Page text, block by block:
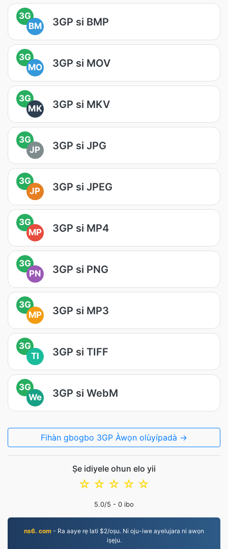
3G
BM
3GP si BMP
3G
MO
3GP si MOV
3G
MK
3GP si MKV
3G
JP
3GP si JPG
3G
JP
3GP si JPEG
3G
MP
3GP si MP4
3G
PN
3GP si PNG
3G
MP
3GP si MP3
3G
TI
3GP si TIFF
3G
We
3GP si WebM
Fihàn gbogbo 3GP Àwọn olùyípadà →
Ṣe idiyele ohun elo yii
☆
☆
☆
☆
☆
5.0/5 - 0 ibo
ns6. com - Ra aaye rẹ lati $2/oṣu. Ni oju-iwe ayelujara ni awọn
iṣẹju.